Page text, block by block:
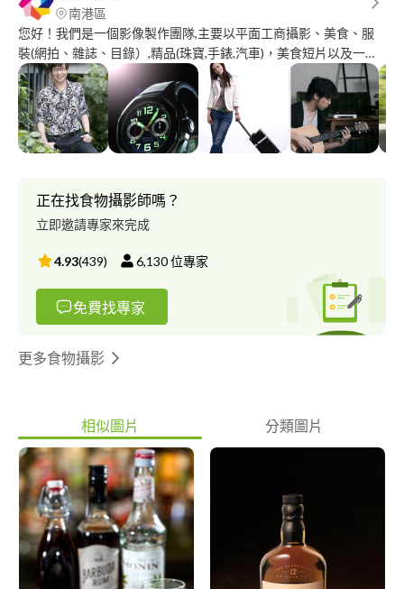
南港區
您好！我們是一個影像製作團隊,主要以平面工商攝影、美食、服
裝(網拍、雜誌、目錄）,精品(珠寶,手錶,汽車)，美食短片以及一般
品牌、人物短片制作。
正在找食物攝影師嗎？
立即邀請專家來完成
4.93(439) 6,130位專家
免費找專家
更多食物攝影
相似圖片 分類圖片